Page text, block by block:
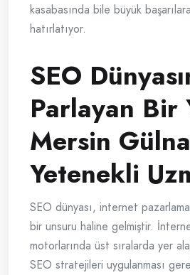
kasabasında bile büyük
hatırlatıyor.
SEO
Parlayan Bir
Mersin
Yetenekli
SEO dünyası, internet
bir unsuru haline gelmiştir.
motorlarında üst sıralarda yer
SEO stratejileri uygulanması